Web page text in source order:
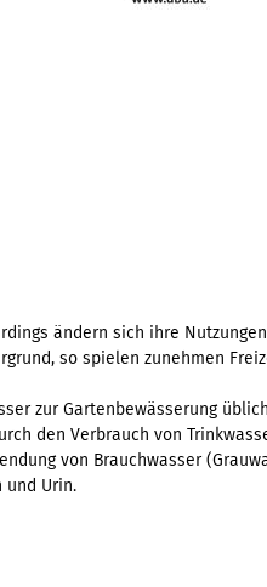
ändern sich ihre
so spielen zunehmen
zur Gartenbewässerung
den Verbrauch von
von Brauchwasser
und Urin.